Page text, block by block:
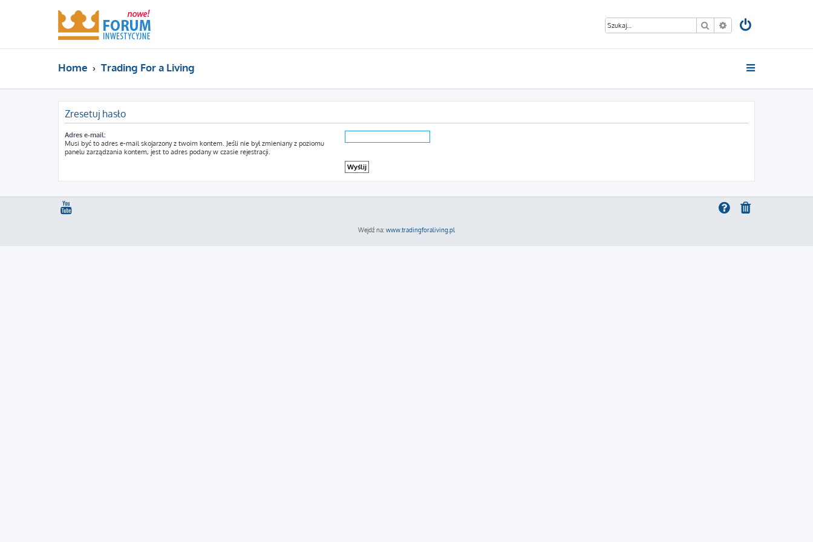
Szukaj Wyszukiwanie
Home Trading For a Living
Zresetuj hasło
Adres e-mail:
Musi być to adres e-mail skojarzony z twoim kontem. Jeśli nie był zmieniany z poziomu
panelu zarządzania kontem, jest to adres podany w czasie rejestracji.
Wejdź na: www.tradingforaliving.pl